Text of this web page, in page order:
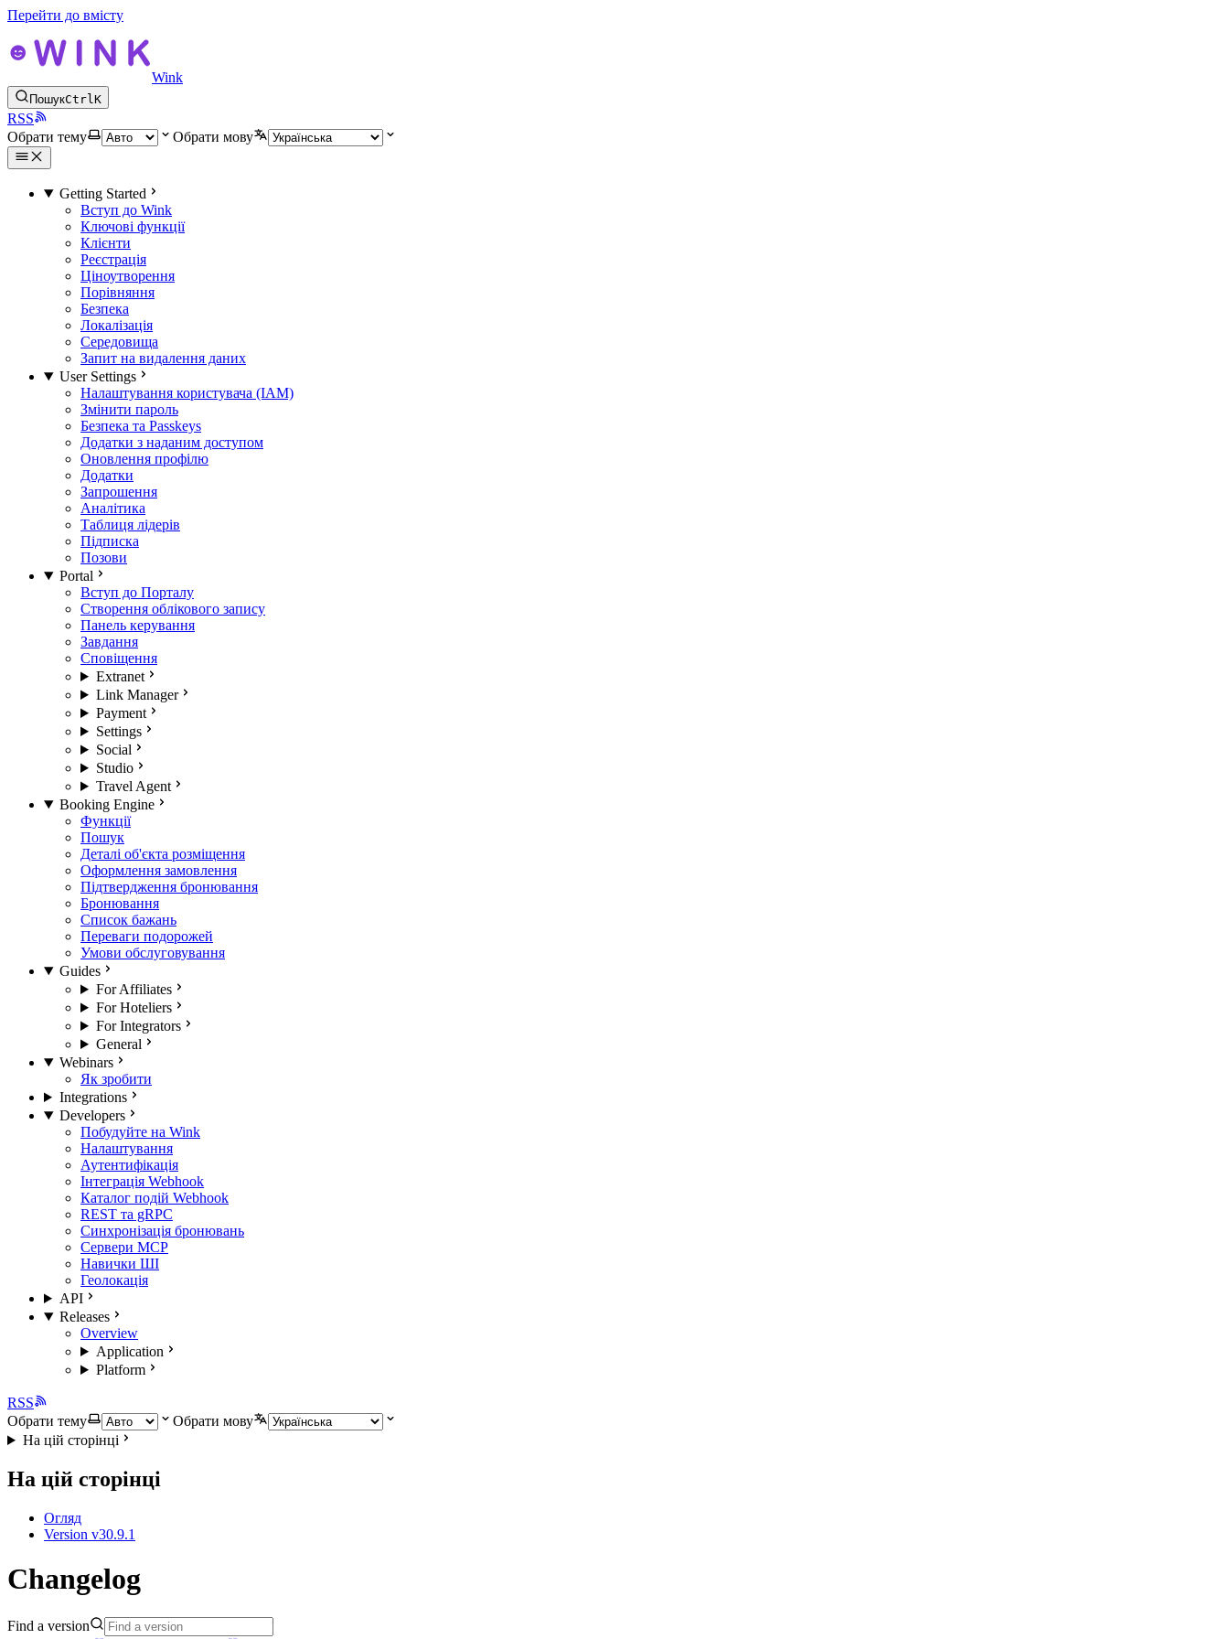
Перейти до вмісту
Wink
ПошукCtrlK
RSS
Обрати тему
Обрати мову
Getting Started
Вступ до Wink
Ключові функції
Клієнти
Реєстрація
Ціноутворення
Порівняння
Безпека
Локалізація
Середовища
Запит на видалення даних
User Settings
Налаштування користувача (IAM)
Змінити пароль
Безпека та Passkeys
Додатки з наданим доступом
Оновлення профілю
Додатки
Запрошення
Аналітика
Таблиця лідерів
Підписка
Позови
Portal
Вступ до Порталу
Створення облікового запису
Панель керування
Завдання
Сповіщення
Extranet
Link Manager
Payment
Settings
Social
Studio
Travel Agent
Booking Engine
Функції
Пошук
Деталі об'єкта розміщення
Оформлення замовлення
Підтвердження бронювання
Бронювання
Список бажань
Переваги подорожей
Умови обслуговування
Guides
For Affiliates
For Hoteliers
For Integrators
General
Webinars
Як зробити
Integrations
Developers
Побудуйте на Wink
Налаштування
Аутентифікація
Інтеграція Webhook
Каталог подій Webhook
REST та gRPC
Синхронізація бронювань
Сервери MCP
Навички ШІ
Геолокація
API
Releases
Overview
Application
Platform
RSS
Обрати тему
Обрати мову
На цій сторінці
На цій сторінці
Огляд
Version v30.9.1
Changelog
Find a version